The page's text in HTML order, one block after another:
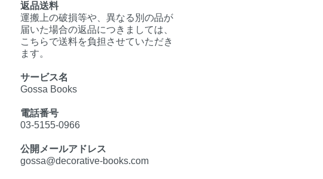
返品送料
運搬上の破損等や、異なる別の品が
届いた場合の返品につきましては、
こちらで送料を負担させていただき
ます。
サービス名
Gossa Books
電話番号
03-5155-0966
公開メールアドレス
gossa@decorative-books.com